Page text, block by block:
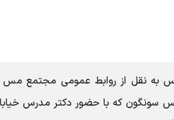
به نقل از روابط عمومی مجتمع مس
سونگون که با حضور دکتر مدرس